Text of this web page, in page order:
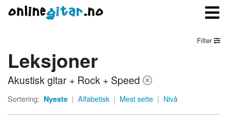
Meny
Logg inn
Filter
Leksjoner
Akustisk gitar + Rock + Speed
Sortering: Nyeste | Alfabetisk | Mest sette | Nivå